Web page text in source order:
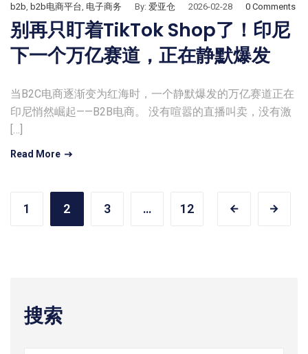
b2b b2b电商平台 电子商务 By: 爱亚仓 2026-02-28 0 Comments
别再只盯着TikTok Shop了！印尼
下一个万亿赛道，正在静默爆发
当B2C电商逐渐变为红海时，一个静默爆发的万亿赛道正在
印尼悄然崛起——B2B电商。 没有喧嚣的直播叫卖，没有激
Read More
1 2 3 … 12
搜索